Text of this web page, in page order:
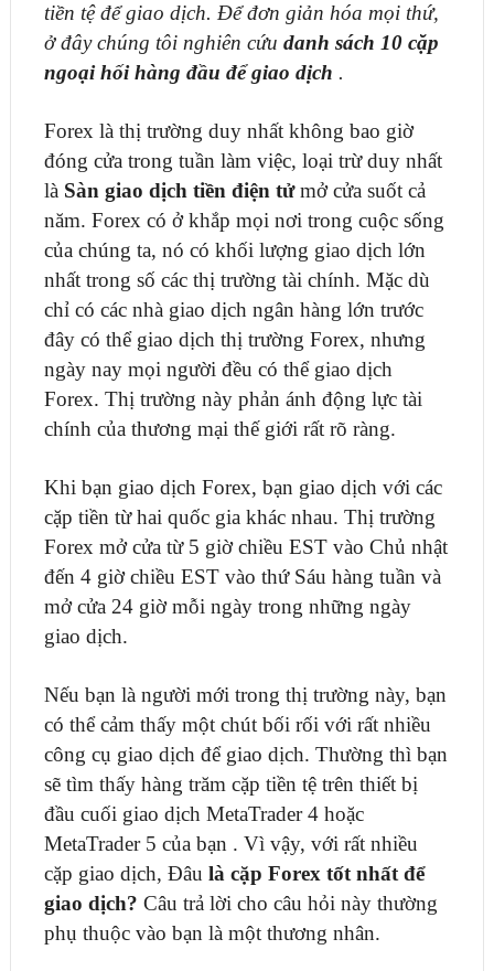
tiền tệ để giao dịch. Để đơn giản hóa mọi thứ,
ở đây chúng tôi nghiên cứu danh sách 10 cặp
ngoại hối hàng đầu để giao dịch .
Forex là thị trường duy nhất không bao giờ
đóng cửa trong tuần làm việc, loại trừ duy nhất
là Sàn giao dịch tiền điện tửmở cửa suốt cả
năm. Forex có ở khắp mọi nơi trong cuộc sống
của chúng ta, nó có khối lượng giao dịch lớn
nhất trong số các thị trường tài chính. Mặc dù
chỉ có các nhà giao dịch ngân hàng lớn trước
đây có thể giao dịch thị trường Forex, nhưng
ngày nay mọi người đều có thể giao dịch
Forex. Thị trường này phản ánh động lực tài
chính của thương mại thế giới rất rõ ràng.
Khi bạn giao dịch Forex, bạn giao dịch với các
cặp tiền từ hai quốc gia khác nhau. Thị trường
Forex mở cửa từ 5 giờ chiều EST vào Chủ nhật
đến 4 giờ chiều EST vào thứ Sáu hàng tuần và
mở cửa 24 giờ mỗi ngày trong những ngày
giao dịch.
Nếu bạn là người mới trong thị trường này, bạn
có thể cảm thấy một chút bối rối với rất nhiều
công cụ giao dịch để giao dịch. Thường thì bạn
sẽ tìm thấy hàng trăm cặp tiền tệ trên thiết bị
đầu cuối giao dịch MetaTrader 4 hoặc
MetaTrader 5 của bạn . Vì vậy, với rất nhiều
cặp giao dịch, Đâu là cặp Forex tốt nhất để
giao dịch? Câu trả lời cho câu hỏi này thường
phụ thuộc vào bạn là một thương nhân.